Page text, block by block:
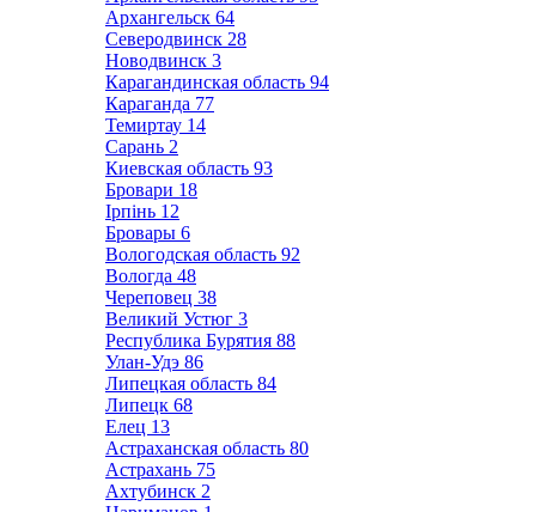
Архангельск 64
Северодвинск 28
Новодвинск 3
Карагандинская область 94
Караганда 77
Темиртау 14
Сарань 2
Киевская область 93
Бровари 18
Ірпінь 12
Бровары 6
Вологодская область 92
Вологда 48
Череповец 38
Великий Устюг 3
Республика Бурятия 88
Улан-Удэ 86
Липецкая область 84
Липецк 68
Елец 13
Астраханская область 80
Астрахань 75
Ахтубинск 2